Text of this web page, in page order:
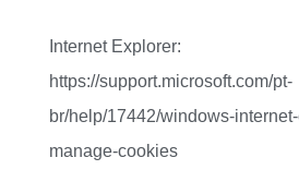
Internet Explorer:
https://support.microsoft.com/pt-
br/help/17442/windows-
manage-cookies